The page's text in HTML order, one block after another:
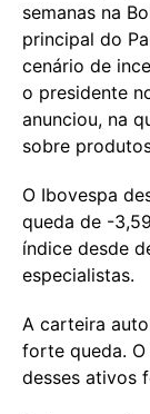
semanas na
principal do
cenário de
o presidente
anunciou, na
sobre
O Ibovespa
queda de -
índice desde
especialistas.
A carteira
forte queda. O
desses ativos